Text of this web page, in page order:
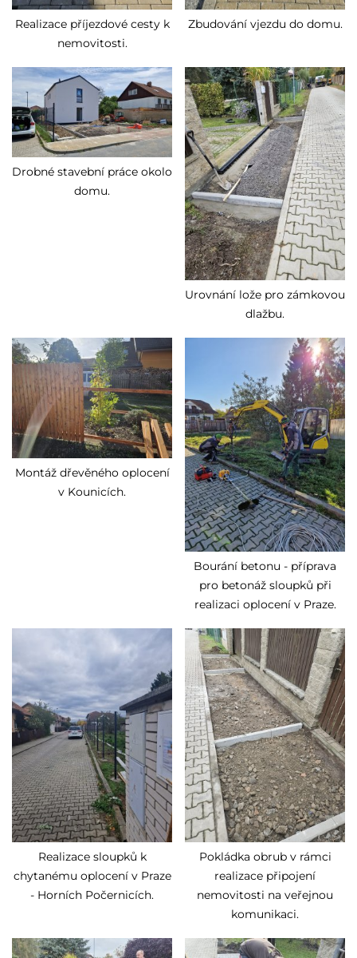
Realizace příjezdové cesty k
nemovitosti.
Zbudování vjezdu do domu.
Drobné stavební práce okolo
domu.
Urovnání lože pro zámkovou
dlažbu.
Montáž dřevěného oplocení
v Kounicích.
Bourání betonu - příprava
pro betonáž sloupků při
realizaci oplocení v Praze.
Realizace sloupků k
chytanému oplocení v Praze
- Horních Počernicích.
Pokládka obrub v rámci
realizace připojení
nemovitosti na veřejnou
komunikaci.